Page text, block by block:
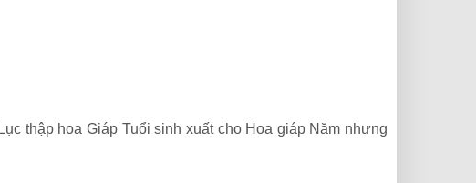
thập hoa Giáp Tuổi sinh xuất cho Hoa giáp Năm nhưng